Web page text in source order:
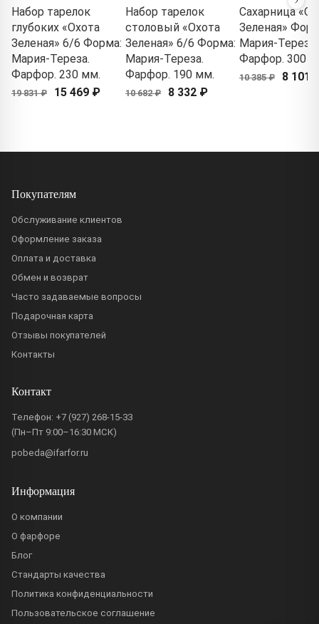
Набор тарелок
глубоких «Охота
Зеленая» 6/6 Форма:
Мария-Тереза.
Фарфор. 230 мм.
19 831 ₽ 15 469 ₽
Набор тарелок
столовый «Охота
Зеленая» 6/6 Форма:
Мария-Тереза.
Фарфор. 190 мм.
10 682 ₽ 8 332 ₽
Сахарница
Зеленая»
Мария-Тереза.
Фарфор. 300
10 385 ₽ 8 101
Покупателям
Обслуживание клиентов
Оформление заказа
Оплата и доставка
Обмен и возврат
Часто задаваемые вопросы
Подарочная карта
Отзывы покупателей
Контакты
Контакт
Телефон: +7 (927) 268-15-33
(Пн–Пт 9:00–16:30 МСК)
pobeda@ifarfor.ru
Информация
О компании
О фарфоре
Блог
Стандарты качества
Политика конфиденциальности
Пользовательское соглашение